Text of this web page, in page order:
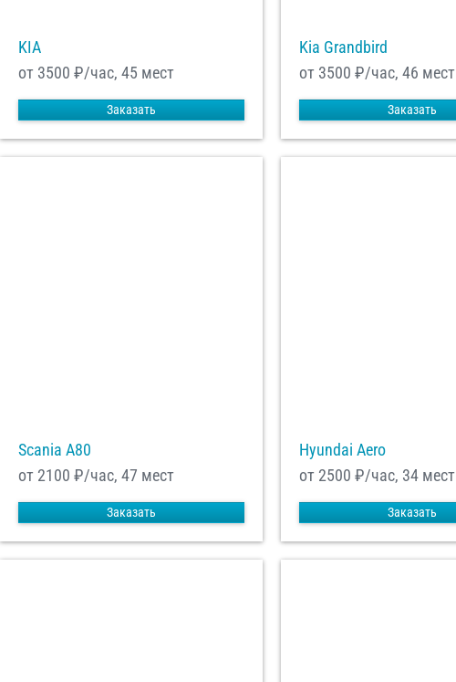
KIA
от 3500 ₽/час, 45 мест
Заказать
Kia Grandbird
от 3500 ₽/час, 46 мест
Заказать
Scania A80
от 2100 ₽/час, 47 мест
Заказать
Hyundai Aero
от 2500 ₽/час, 34 мест
Заказать